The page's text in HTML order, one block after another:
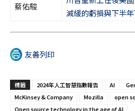
蔡佑駿
減緩的虧損與下半
友善列印
標籤 2024年人工智慧指數報告 AI
McKinsey & Company
Mozilla
open
Open source technology in the age of AI